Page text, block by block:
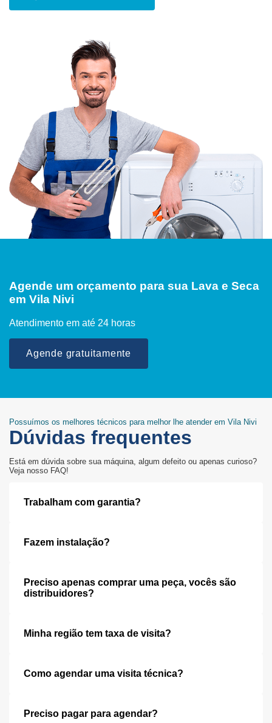
Agende um orçamento para sua Lava e Seca
em Vila Nivi
Atendimento em até 24 horas
Agende gratuitamente
Possuímos os melhores técnicos para melhor lhe atender em Vila Nivi
Dúvidas frequentes
Está em dúvida sobre sua máquina, algum defeito ou apenas curioso?
Veja nosso FAQ!
Trabalham com garantia?
Fazem instalação?
Preciso apenas comprar uma peça, vocês são
distribuidores?
Minha região tem taxa de visita?
Como agendar uma visita técnica?
Preciso pagar para agendar?